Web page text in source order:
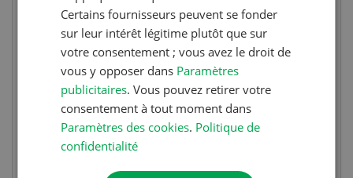
Cours spécialisé Aquaculture
Vous élevez des poissons ou songez à le faire?
Ce cours vous équipe du savoir nécessaire. Si
vous effectuez aussi un stage pratique, votre
diplôme est reconnu officiellement et vous
habilite à détenir des poissons à titre
professionnel.
Certains fournisseurs peuvent se fonder
sur leur intérêt légitime plutôt que sur
votre consentement ; vous avez le droit de
vous y opposer dans Paramètres
publicitaires. Vous pouvez retirer votre
consentement à tout moment dans
Paramètres des cookies. Politique de
confidentialité